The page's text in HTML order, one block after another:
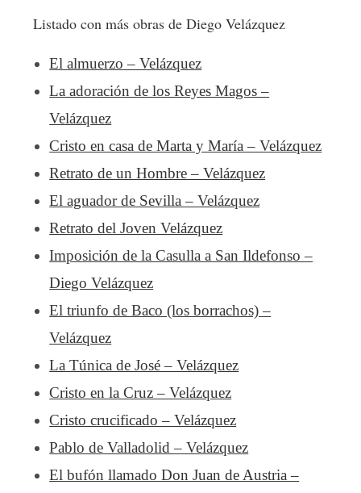
Listado con más obras de Diego Velázquez
El almuerzo – Velázquez
La adoración de los Reyes Magos –
Velázquez
Cristo en casa de Marta y María – Velázquez
Retrato de un Hombre – Velázquez
El aguador de Sevilla – Velázquez
Retrato del Joven Velázquez
Imposición de la Casulla a San Ildefonso –
Diego Velázquez
El triunfo de Baco (los borrachos) –
Velázquez
La Túnica de José – Velázquez
Cristo en la Cruz – Velázquez
Cristo crucificado – Velázquez
Pablo de Valladolid – Velázquez
El bufón llamado Don Juan de Austria –